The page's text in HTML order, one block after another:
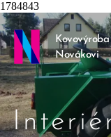
1784843
Novákovi